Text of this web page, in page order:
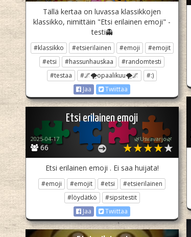
Tällä kertaa on luvassa klassikkojen
klassikko, nimittäin "Etsi erilainen emoji" -
testi👻
#klassikko #etsierilainen #emoji
#emojit
#etsi
#hassunhauskaa
#randomtesti
#testaa
#🌌🌪opaalikuu🌪🌌
#:)
Jaa
Twiittaa
Etsi erilainen emoji
66
2025-04-17 🌿Usvavarjo🌿
Etsi erilainen emoji . Ei saa huijata!
#emoji #emojit #etsi
#etsierilainen
#löydätkö
#sipsitestit
Jaa
Twiittaa